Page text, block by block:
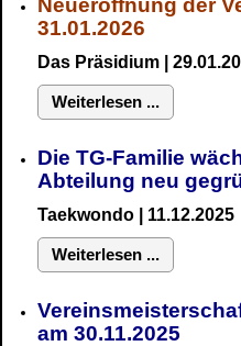
31.01.2026
Das Präsidium |
Weiterlesen ...
Die TG-Familie
Abteilung neu
Taekwondo | 11.12.2025
Weiterlesen ...
am 30.11.2025